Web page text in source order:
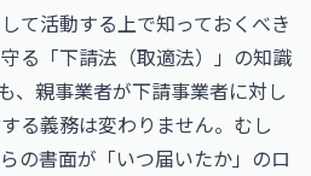
て活動する上で知っておくべき
る「下請法（取適法）」の知識
、親事業者が下請事業者に対し
る義務は変わりません。むし
の書面が「いつ届いたか」のロ